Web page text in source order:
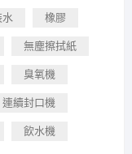
水 橡膠
無塵擦拭紙
臭氧機
連續封口機
飲水機